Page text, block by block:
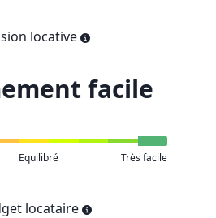
locative
facile
Equilibré Très facile
locataire